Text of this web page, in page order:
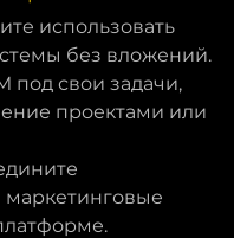
использовать
без вложений.
под свои задачи,
проектами или
маркетинговые